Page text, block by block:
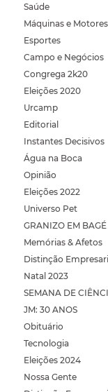
Saúde
Máquinas e Motores
Esportes
Campo e Negócios
Congrega 2k20
Eleições 2020
Urcamp
Editorial
Instantes Decisivos
Água na Boca
Opinião
Eleições 2022
Universo Pet
GRANIZO EM BAGÉ
Memórias & Afetos
Distinção
Natal 2023
SEMANA DE
JM: 30 ANOS
Obituário
Tecnologia
Eleições 2024
Nossa Gente